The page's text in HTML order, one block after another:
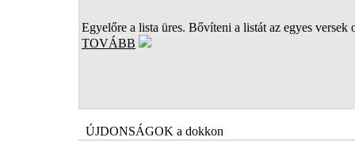
Egyelőre a lista üres. Bővíteni a listát az egyes versek
TOVÁBB
ÚJDONSÁGOK a dokkon